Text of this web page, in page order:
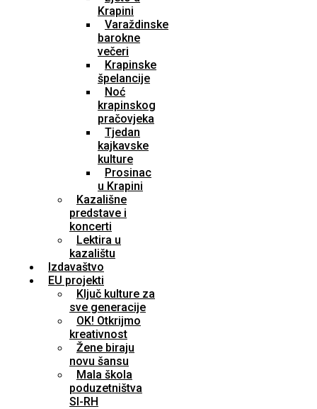
Krapini
Varaždinske
barokne
večeri
Krapinske
špelancije
Noć
krapinskog
pračovjeka
Tjedan
kajkavske
kulture
Prosinac
u Krapini
Kazališne
predstave i
koncerti
Lektira u
kazalištu
Izdavaštvo
EU projekti
Ključ kulture za
sve generacije
OK! Otkrijmo
kreativnost
Žene biraju
novu šansu
Mala škola
poduzetništva
SI-RH